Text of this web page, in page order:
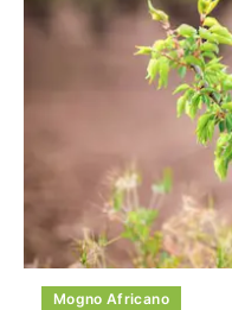
Mogno Africano